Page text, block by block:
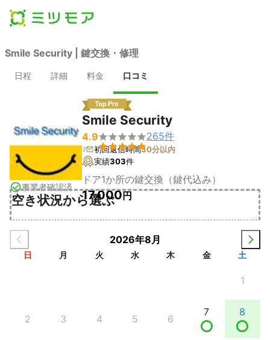
Smile Security | 鍵交換・修理
日程 詳細 料金 口コミ
事業者確認済
Smile Security
4.9

265件
初回返信時間30分以内
実績303件
ドア1か所の鍵交換（鍵代込み）
17,000 円
空き状況から選ぶ
2026年8月
日 月 火 水 木 金 土
1
2 3 4 5 6
7 8